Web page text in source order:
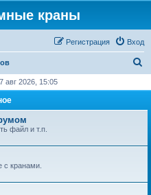
краны
Вход
Регистрация
с
авг 2026, 15:05
файл и т.п.
кранами.